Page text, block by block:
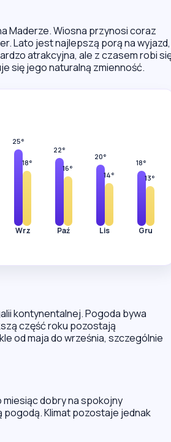
Maderze. Wiosna przynosi coraz
Lato jest najlepszą porą na wyjazd,
atrakcyjna, ale z czasem robi
się jego naturalną zmienność.
25°
18°
Wrz
22°
16°
Paź
20°
14°
Lis
18°
13°
Gru
kontynentalnej. Pogoda bywa
część roku pozostają
od maja do września, szczególnie
miesiąc dobry na spokojny
pogodą. Klimat pozostaje jednak